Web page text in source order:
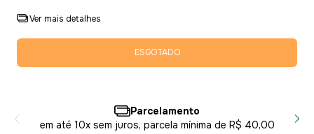
Ver mais detalhes
Parcelamento
em até 10x sem juros, parcela mínima de R$ 40,00